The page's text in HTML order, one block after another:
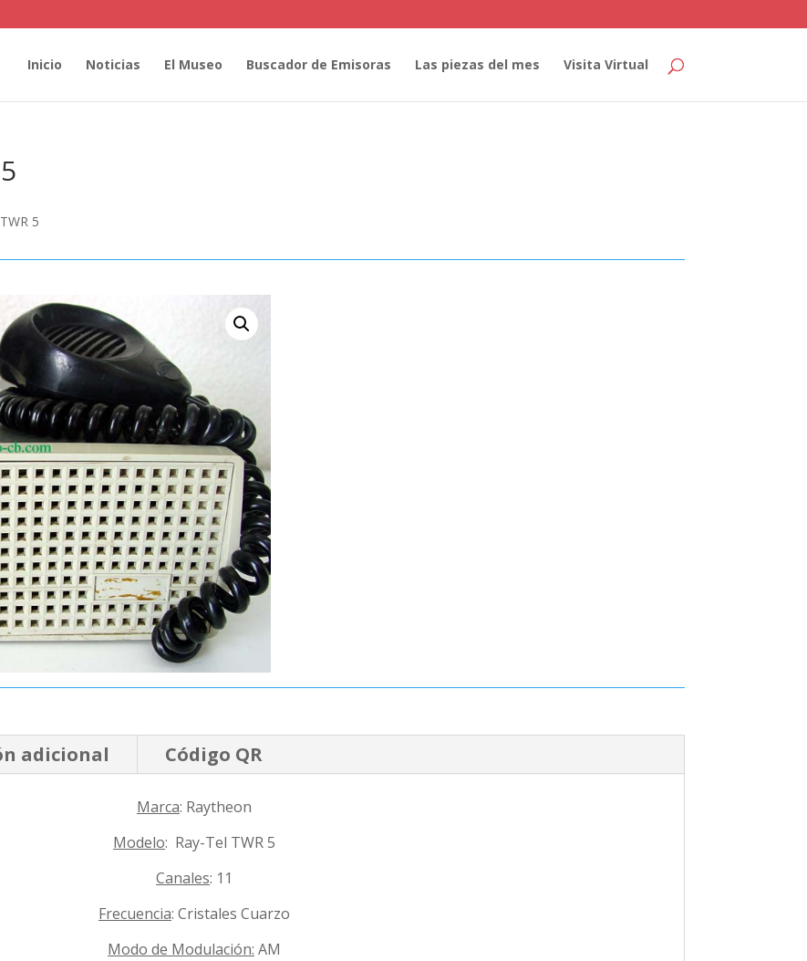
Inicio Noticias El Museo Buscador de Emisoras Las piezas del mes Visita Virtual
5
adicional Código QR
Marca: Raytheon
Modelo: Ray-Tel TWR 5
Canales: 11
Frecuencia: Cristales Cuarzo
Modo de Modulación: AM